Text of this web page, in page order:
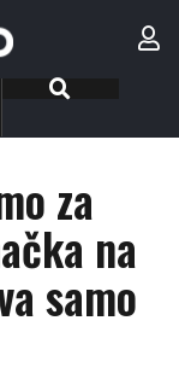
za
na
samo